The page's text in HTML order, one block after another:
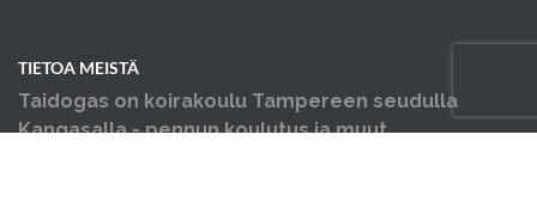
TIETOA MEISTÄ
Taidogas on koirakoulu Tampereen seudulla
Kangasalla - pennun koulutus ja muut